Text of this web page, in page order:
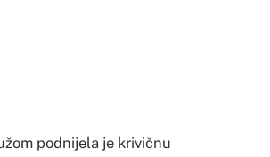
podnijela je krivičnu